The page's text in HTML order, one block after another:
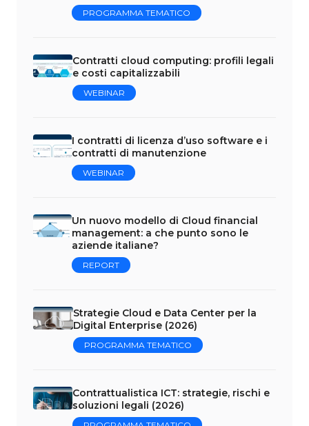
PROGRAMMA TEMATICO
Contratti cloud computing: profili legali
e costi capitalizzabili
WEBINAR
I contratti di licenza d’uso software e i
contratti di manutenzione
WEBINAR
Un nuovo modello di Cloud financial
management: a che punto sono le
aziende italiane?
REPORT
Strategie Cloud e Data Center per la
Digital Enterprise (2026)
PROGRAMMA TEMATICO
Contrattualistica ICT: strategie, rischi e
soluzioni legali (2026)